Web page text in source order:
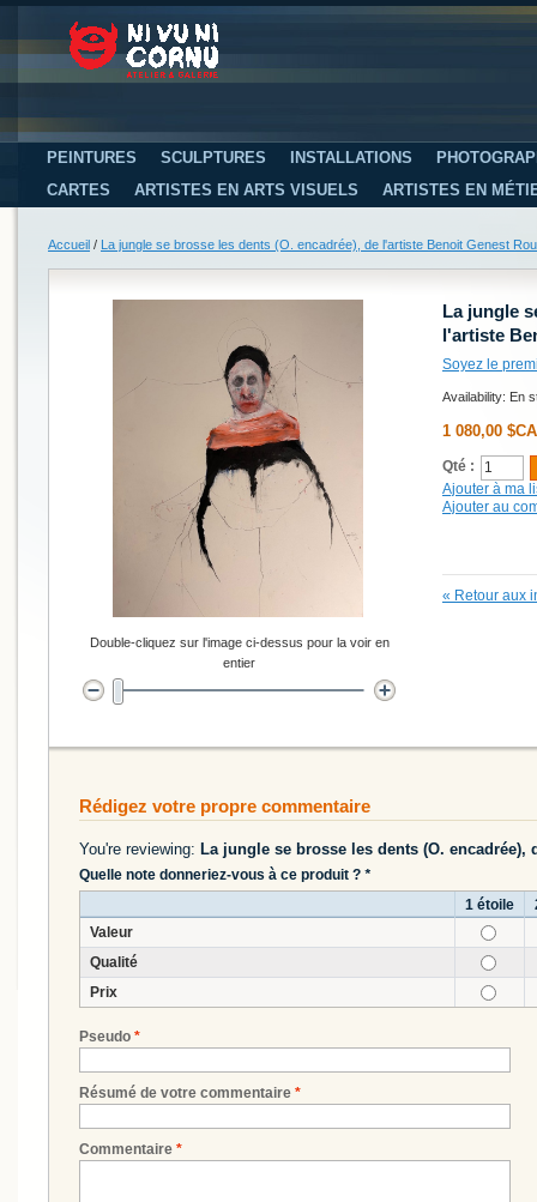
PEINTURES SCULPTURES INSTALLATIONS
CARTES
ARTISTES EN ARTS VISUELS ARTISTES EN
Accueil / La jungle se brosse les dents (O. encadrée), de l'artiste Benoit Genest
La jungle
l'artiste
Soyez le
Availability: En
1 080,00 $CA
Qté :
Ajouter à ma
Ajouter au
« Retour aux
Double-cliquez sur l'image ci-dessus pour la voir en
entier
Rédigez votre propre commentaire
You're reviewing: La jungle se brosse les dents (O.
Quelle note donneriez-vous à ce produit ? *
1 étoile
Valeur
Qualité
Prix
*
Pseudo
*
Résumé de votre commentaire
*
Commentaire